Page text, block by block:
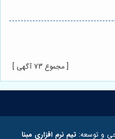
[ مجموع 73 آگهی ]
و توسعه: تیم نرم افزاری مبنا